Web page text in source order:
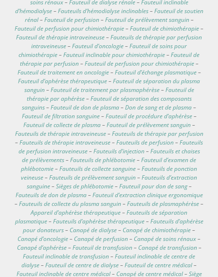
soins rénaux–Fauteuil de dialyse rénale–Fauteuil inclinable
d’hémodialyse–Fauteuils d’hémodialyse inclinables–Fauteuil de soutien
rénal–Fauteuil de perfusion–Fauteuil de prélèvement sanguin–
Fauteuil de perfusion pour chimiothérapie–Fauteuil de chimiothérapie–
Fauteuil de thérapie intraveineuse–Fauteuils de thérapie par perfusion
intraveineuse–Fauteuil d’oncologie–Fauteuil de soins pour
chimiothérapie–Fauteuil inclinable pour chimiothérapie–Fauteuil de
thérapie par perfusion–Fauteuil de perfusion pour chimiothérapie–
Fauteuil de traitement en oncologie–Fauteuil d’échange plasmatique–
Fauteuil d’aphérèse thérapeutique–Fauteuil de séparation du plasma
sanguin–Fauteuil de traitement par plasmaphérèse–Fauteuil de
thérapie par aphérèse–Fauteuil de séparation des composants
sanguins–Fauteuil de don de plasma–Don de sang et de plasma–
Fauteuil de filtration sanguine–Fauteuil de procédure d’aphérèse–
Fauteuil de collecte de plasma–Fauteuil de prélèvement sanguin–
Fauteuils de thérapie intraveineuse–Fauteuils de thérapie par perfusion
–Fauteuils de thérapie intraveineuse–Fauteuils de perfusion–Fauteuils
de perfusion intraveineuse–Fauteuils d’injection–Fauteuils et chaises
de prélèvements–Fauteuils de phlébotomie–Fauteuil d’examen de
phlébotomie–Fauteuils de collecte sanguine–Fauteuils de ponction
veineuse–Fauteuils de prélèvement sanguin–Fauteuils d’extraction
sanguine–Sièges de phlébotomie–Fauteuil pour don de sang–
Fauteuils de don de plasma–Fauteuil d’extraction clinique ergonomique
–Fauteuils de collecte du plasma sanguin–Fauteuils de plasmaphérèse–
Appareil d’aphérèse thérapeutique–Fauteuils de séparation
plasmatique–Fauteuils d’aphérèse thérapeutique–Fauteuils d’aphérèse
pour donateurs– Canapé de dialyse– Canapé de chimiothérapie–
Canapé d’oncologie– Canapé de perfusion– Canapé de soins rénaux–
Canapé d’aphérèse–Fauteuil de transfusion– Canapé de transfusion–
Fauteuil inclinable de transfusion–Fauteuil inclinable de centre de
dialyse–Fauteuil de centre de dialyse–Fauteuil de centre médical–
Fauteuil inclinable de centre médical– Canapé de centre médical–Siège